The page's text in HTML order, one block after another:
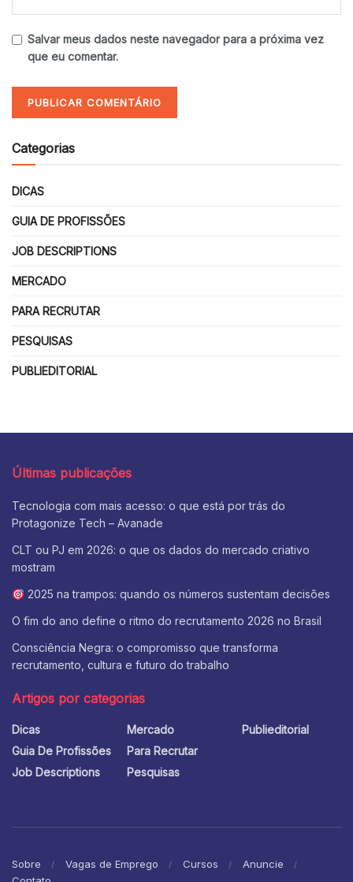
Salvar meus dados neste navegador para a próxima vez
que eu comentar.
Categorias
DICAS
GUIA DE PROFISSÕES
JOB DESCRIPTIONS
MERCADO
PARA RECRUTAR
PESQUISAS
PUBLIEDITORIAL
Últimas publicações
Tecnologia com mais acesso: o que está por trás do
Protagonize Tech – Avanade
CLT ou PJ em 2026: o que os dados do mercado criativo
mostram
2025 na trampos: quando os números sustentam decisões
O fim do ano define o ritmo do recrutamento 2026 no Brasil
Consciência Negra: o compromisso que transforma
recrutamento, cultura e futuro do trabalho
Artigos por categorias
Dicas
Guia De Profissões
Job Descriptions
Mercado
Para Recrutar
Pesquisas
Publieditorial
Sobre Vagas de Emprego Cursos
Anuncie